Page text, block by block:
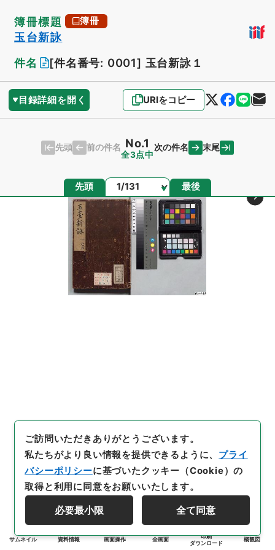
簿冊標題 簿冊
玉台新詠
件名
[件名番号: 0001] 玉台新詠１
目録詳細を開く URIをコピー
先頭 前の件名 No.1
全3点中
次の件名 末尾
先頭 ページ 最後
サムネイル 資料情報 画面操作 全画面
印刷
ダウンロード
概観図
ご訪問いただきありがとうございます。
私たちがより良い情報を提供できるように、 プライ
バシーポリシーに基づいたクッキー（Cookie）の
取得と利用に同意をお願いいたします。
必要最小限 全て同意